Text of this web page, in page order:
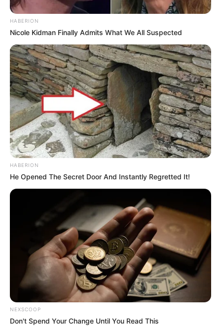
10 Desain Kanopi Tempat
Tidur, Serasa Beristirahat di
Kamar Raja
Tampil Lebih Modern, 7 Potret
HABERION
Nicole Kidman Finally Admits What We All Suspected
HABERION
He Opened The Secret Door And Instantly Regretted It!
NEXSCOOP
Don't Spend Your Change Until You Read This